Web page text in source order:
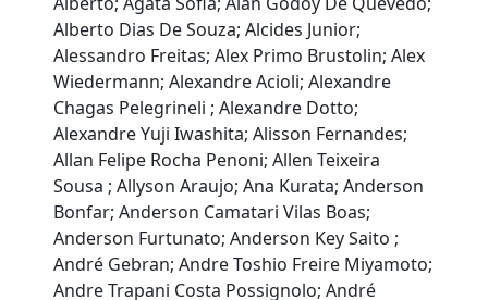
Alberto Dias De Souza; Alcides Junior;
Alessandro Freitas; Alex Primo Brustolin; Alex
Wiedermann; Alexandre Acioli; Alexandre
Chagas Pelegrineli ; Alexandre Dotto;
Alexandre Yuji Iwashita; Alisson Fernandes;
Allan Felipe Rocha Penoni; Allen Teixeira
Sousa ; Allyson Araujo; Ana Kurata; Anderson
Bonfar; Anderson Camatari Vilas Boas;
Anderson Furtunato; Anderson Key Saito ;
André Gebran; Andre Toshio Freire Miyamoto;
Andre Trapani Costa Possignolo; André